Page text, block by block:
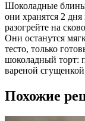
Шоколадные
они хранятся 2
разогрейте на
Они останутся
тесто, только
шоколадный торт:
вареной сгущенкой
Похожие